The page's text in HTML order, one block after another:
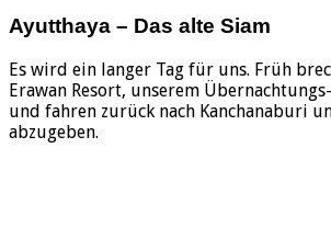
Ayutthaya – Das alte Siam
Es wird ein langer Tag für uns. Früh
Erawan Resort, unserem
und fahren zurück nach Kanchanaburi
abzugeben.